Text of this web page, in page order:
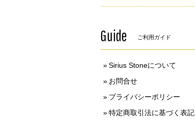
Guide ご利用ガイド
Sirius Stoneについて
お問合せ
プライバシーポリシー
特定商取引法に基づく表記